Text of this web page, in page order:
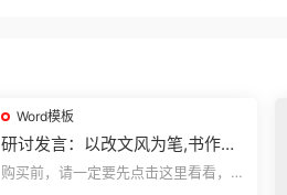
Word模板
研讨发言：以改文风为笔,书作风
建设“必修课”
购买前，请一定要先点击这里看看，欢